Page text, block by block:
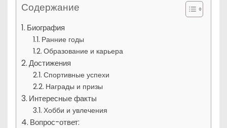
Содержание
Биография
Ранние годы
Образование и карьера
Достижения
Спортивные успехи
Награды и призы
Интересные факты
Хобби и увлечения
Вопрос-ответ: